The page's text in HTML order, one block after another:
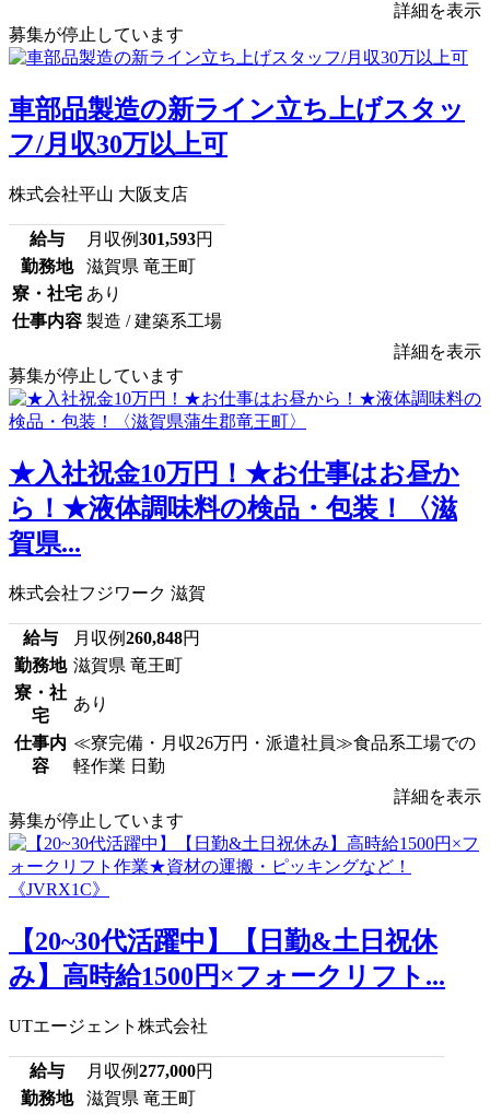
詳細を表示
募集が停止しています
車部品製造の新ライン立ち上げスタッ
フ/月収30万以上可
株式会社平山 大阪支店
給与 月収例301,593円
勤務地
滋賀県 竜王町
寮・社宅 あり
仕事内容 製造 / 建築系工場
詳細を表示
募集が停止しています
★入社祝金10万円！★お仕事はお昼か
ら！★液体調味料の検品・包装！〈滋
賀県...
株式会社フジワーク 滋賀
給与 月収例260,848円
勤務地 滋賀県 竜王町
寮・社
宅
あり
仕事内
容
≪寮完備・月収26万円・派遣社員≫食品系工場での
軽作業 日勤
詳細を表示
募集が停止しています
【20~30代活躍中】【日勤&土日祝休
み】高時給1500円×フォークリフト...
UTエージェント株式会社
給与 月収例277,000円
勤務地
滋賀県 竜王町